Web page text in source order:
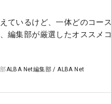
えているけど、一体どのコ
編集部が厳選したオススメ
ALBA Net編集部 / ALBA Net